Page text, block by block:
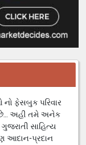
નો ફેસબુક પરિવાર
અહી તમે અનેક
સાહિત્ય
આદાન-પ્રદાન